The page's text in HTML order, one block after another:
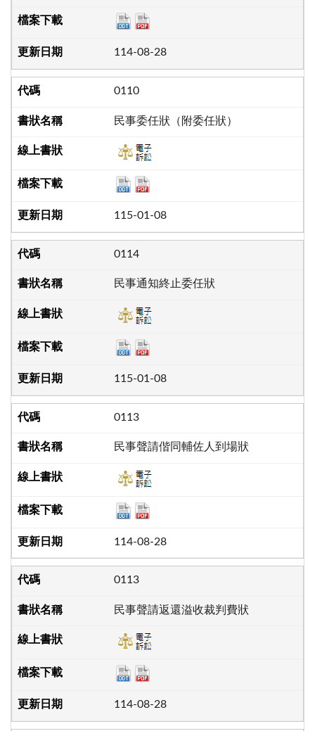
114-08-28
0110
民事委任狀（附委任狀）
115-01-08
0114
民事通知終止委任狀
115-01-08
0113
民事聲請偕同輔佐人到場狀
114-08-28
0113
民事聲請返還溢收裁判費狀
114-08-28